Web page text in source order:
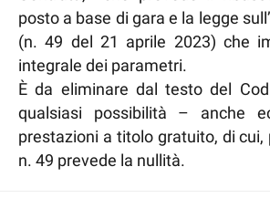
posto a base di gara e la legge
(n. 49 del 21 aprile 2023) che
integrale dei parametri.
È da eliminare dal testo del
qualsiasi possibilità – anche
prestazioni a titolo gratuito, di cui,
n. 49 prevede la nullità.